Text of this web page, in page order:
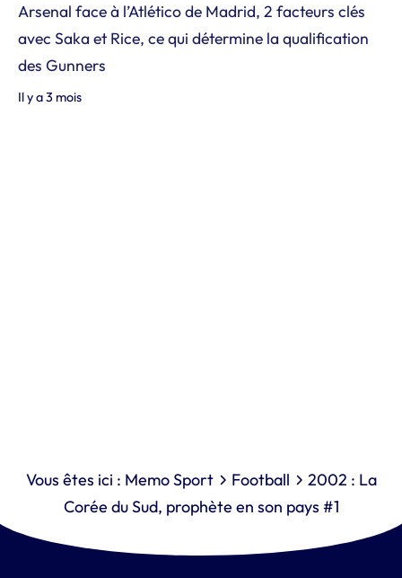
Arsenal face à l’Atlético de Madrid, 2 facteurs clés
avec Saka et Rice, ce qui détermine la qualification
des Gunners
Il y a 3 mois
Vous êtes ici : Memo Sport Football
2002 : La
Corée du Sud, prophète en son pays #1